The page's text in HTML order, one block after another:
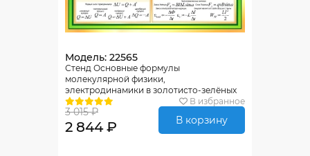
Модель: 22565
Стенд Основные формулы
молекулярной физики,
электродинамики в золотисто-зелёных
тонах 800*700 мм
В избранное
3 015 ₽
2 844 ₽ В корзину